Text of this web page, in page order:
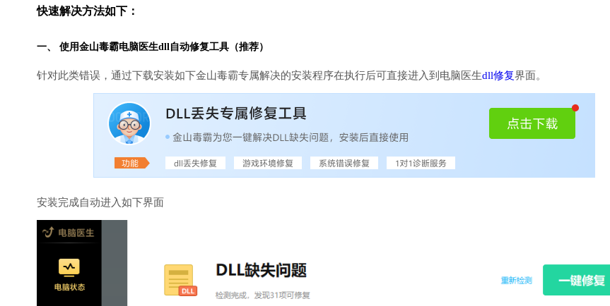
快速解决方法如下：
一、 使用金山毒霸电脑医生dll自动修复工具（推荐）
针对此类错误，通过下载安装如下金山毒霸专属解决的安装程序在执行后可直接进入到电脑医生dll修复界面。
安装完成自动进入如下界面